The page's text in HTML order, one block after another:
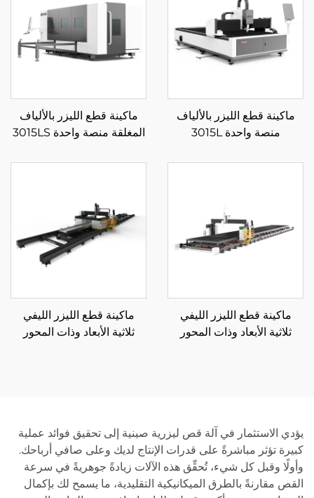
ماكينة قطع الليزر بالألياف
منصة واحدة 3015L
ماكينة قطع الليزر بالألياف
المغلقة منصة واحدة 3015LS
ماكينة قطع الليزر الليفي
ثلاثية الأبعاد وذات المحور
ماكينة قطع الليزر الليفي
ثلاثية الأبعاد وذات المحور
يؤدي الاستثمار في آلة قص ليزرية صينية إلى تحقيق فوائد عملية
كبيرة تؤثر مباشرةً على قدرات الإنتاج لديك وعلى صافي أرباحك.
وأولًا وقبل كل شيء، تُحقِّق هذه الآلات زيادةً جوهريةً في سرعة
القص مقارنةً بالطرق الميكانيكية التقليدية، ما يسمح لك بإكمال